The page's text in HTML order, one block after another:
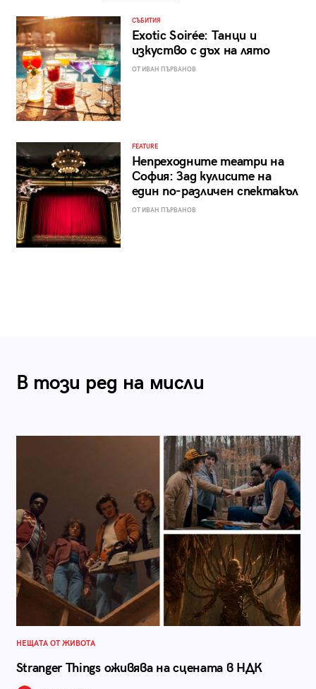
СЪБИТИЯ
Exotic Soirée: Танци и
изкуство с дъх на лято
ОТ ИВАН ПЪРВАНОВ
FEATURE
Непреходните театри на
София: Зад кулисите на
един по-различен спектакъл
ОТ ИВАН ПЪРВАНОВ
В този ред на мисли
НЕЩАТА ОТ ЖИВОТА
Stranger Things оживява на сцената в НДК